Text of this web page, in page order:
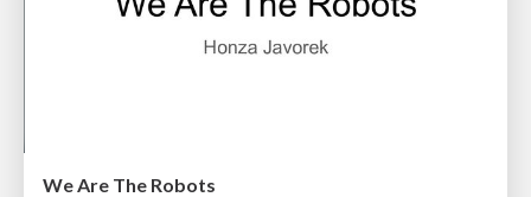
We Are The Robots